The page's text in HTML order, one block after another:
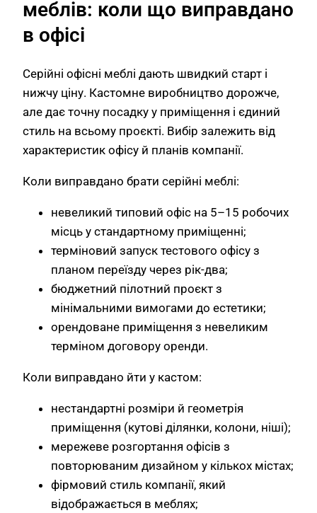
меблів: коли що виправдано
в офісі
Серійні офісні меблі дають швидкий старт і
нижчу ціну. Кастомне виробництво дорожче,
але дає точну посадку у приміщення і єдиний
стиль на всьому проєкті. Вибір залежить від
характеристик офісу й планів компанії.
Коли виправдано брати серійні меблі:
невеликий типовий офіс на 5–15 робочих
місць у стандартному приміщенні;
терміновий запуск тестового офісу з
планом переїзду через рік-два;
бюджетний пілотний проєкт з
мінімальними вимогами до естетики;
орендоване приміщення з невеликим
терміном договору оренди.
Коли виправдано йти у кастом:
нестандартні розміри й геометрія
приміщення (кутові ділянки, колони, ніші);
мережеве розгортання офісів з
повторюваним дизайном у кількох містах;
фірмовий стиль компанії, який
відображається в меблях;